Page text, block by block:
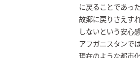
に戻ることであった
故郷に戻りさえす
しないという安心
アフガニスタンで
現在のような都市